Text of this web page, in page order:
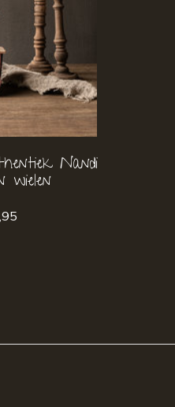
Nandi
wielen